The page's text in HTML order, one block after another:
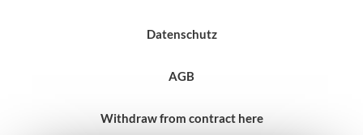
Datenschutz
AGB
Withdraw from contract here